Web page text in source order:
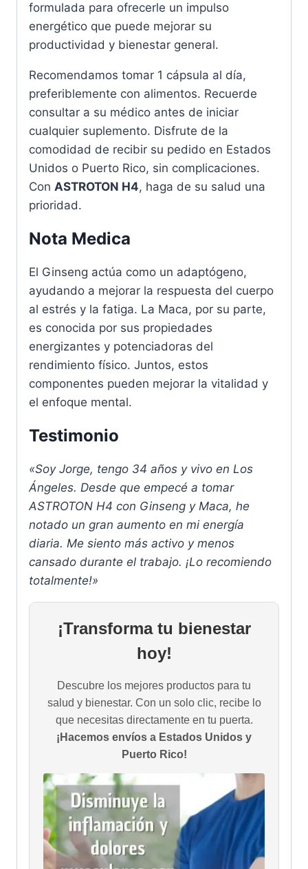
formulada para ofrecerle un impulso
energético que puede mejorar su
productividad y bienestar general.
Recomendamos tomar 1 cápsula al día,
preferiblemente con alimentos. Recuerde
consultar a su médico antes de iniciar
cualquier suplemento. Disfrute de la
comodidad de recibir su pedido en Estados
Unidos o Puerto Rico, sin complicaciones.
Con ASTROTON H4, haga de su salud una
prioridad.
Nota Medica
El Ginseng actúa como un adaptógeno,
ayudando a mejorar la respuesta del cuerpo
al estrés y la fatiga. La Maca, por su parte,
es conocida por sus propiedades
energizantes y potenciadoras del
rendimiento físico. Juntos, estos
componentes pueden mejorar la vitalidad y
el enfoque mental.
Testimonio
«Soy Jorge, tengo 34 años y vivo en Los
Ángeles. Desde que empecé a tomar
ASTROTON H4 con Ginseng y Maca, he
notado un gran aumento en mi energía
diaria. Me siento más activo y menos
cansado durante el trabajo. ¡Lo recomiendo
totalmente!»
¡Transforma tu bienestar
hoy!
Descubre los mejores productos para tu
salud y bienestar. Con un solo clic, recibe lo
que necesitas directamente en tu puerta.
¡Hacemos envíos a Estados Unidos y
Puerto Rico!